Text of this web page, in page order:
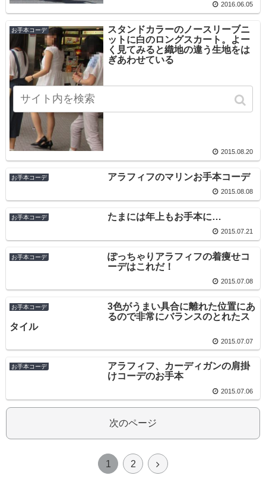
2016.06.05
お手本コーデ
スタンドカラーのノースリーブニ
ットに白のロングスカート。よー
く見てみると織地の違う生地をは
ぎあわせている
2015.08.20
お手本コーデ アラフィフのマリンお手本コーデ
2015.08.08
お手本コーデ たまには年上もお手本に…
2015.07.21
お手本コーデ
ぽっちゃりアラフィフの着痩せコ
ーデはこれだ！
2015.07.08
お手本コーデ
3色がうまい具合に離れた位置にあ
るので非常にバランスのとれたス
タイル
2015.07.07
お手本コーデ
アラフィフ、カーディガンの肩掛
けコーデのお手本
2015.07.06
次のページ
1 2